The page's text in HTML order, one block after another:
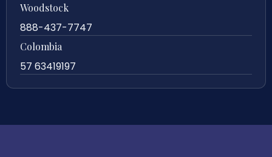
Woodstock
888-437-7747
Colombia
57 63419197